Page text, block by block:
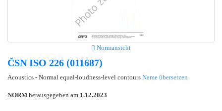
Normansicht
ČSN ISO 226 (011687)
Acoustics - Normal equal-loudness-level contours Name übersetzen
NORM herausgegeben am 1.12.2023